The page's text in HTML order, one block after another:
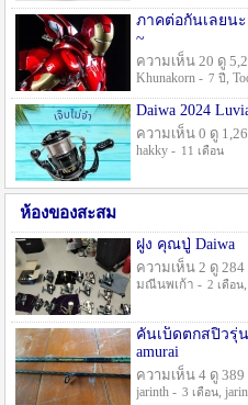
ภาคต่อกันเลยนะ
~
ความเห็น 20 ดู
Khunakorn - 7 ปี ,
Daiwa 2024
ความเห็น 0 ดู
hakky - 11 เดือน
ห้องของสะสม
ฝูง คุณปู่ Daiwa
ความเห็น 2 ดู 284
มณีนพเก้า - 2 เดือน
คันเบ็ดตกสปิ๋วรุ่น
amurai
ความเห็น 4 ดู 389
jarinth - 3 เดือน,